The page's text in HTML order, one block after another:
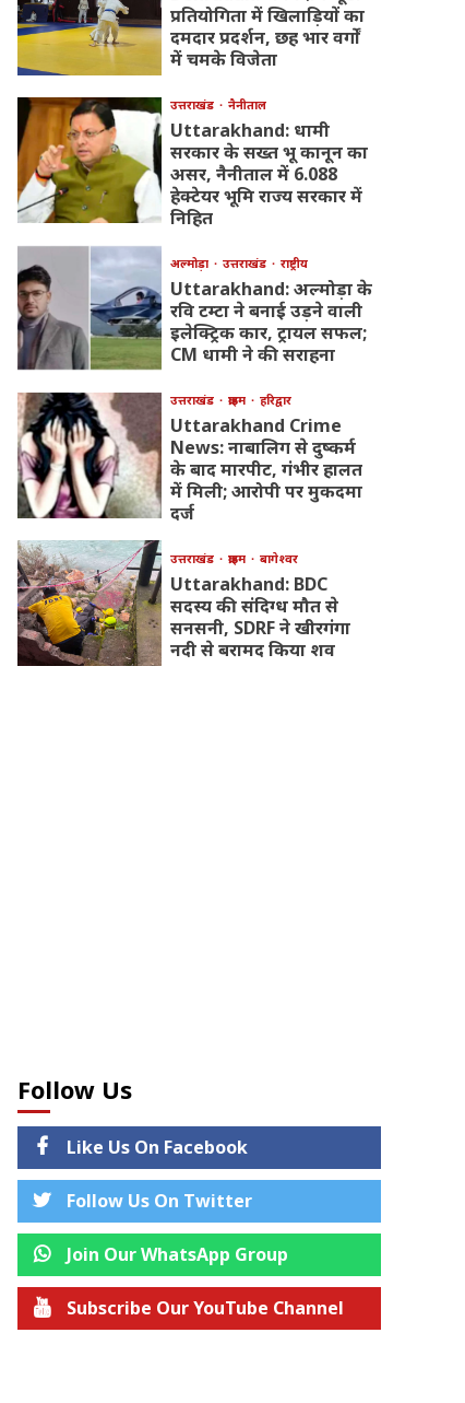
प्रतियोगिता में खिलाड़ियों का
दमदार प्रदर्शन, छह भार वर्गों
में चमके विजेता
उत्तराखंड नैनीताल
Uttarakhand: धामी
सरकार के सख्त भू कानून का
असर, नैनीताल में 6.088
हेक्टेयर भूमि राज्य सरकार में
निहित
अल्मोड़ा उत्तराखंड राष्ट्रीय
Uttarakhand: अल्मोड़ा के
रवि टम्टा ने बनाई उड़ने वाली
इलेक्ट्रिक कार, ट्रायल सफल;
CM धामी ने की सराहना
उत्तराखंड क्राइम हरिद्वार
Uttarakhand Crime
News: नाबालिग से दुष्कर्म
के बाद मारपीट, गंभीर हालत
में मिली; आरोपी पर मुकदमा
दर्ज
उत्तराखंड क्राइम बागेश्वर
Uttarakhand: BDC
सदस्य की संदिग्ध मौत से
सनसनी, SDRF ने खीरगंगा
नदी से बरामद किया शव
Follow Us
Like Us On Facebook
Follow Us On Twitter
Join Our WhatsApp Group
Subscribe Our YouTube Channel